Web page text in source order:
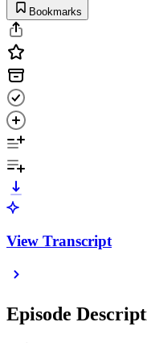
Bookmarks
View Transcript
Episode